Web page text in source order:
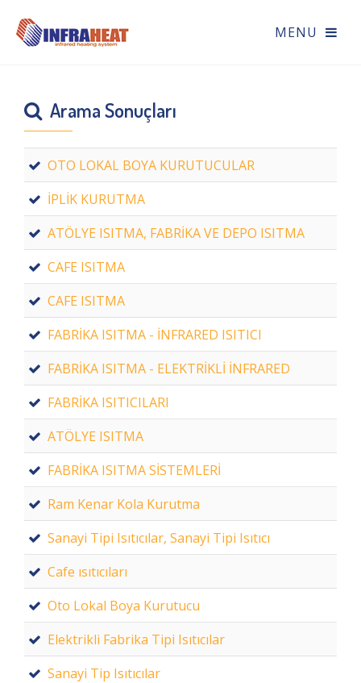
Arama Sonuçları
OTO LOKAL BOYA KURUTUCULAR
İPLİK KURUTMA
ATÖLYE ISITMA, FABRİKA VE DEPO ISITMA
CAFE ISITMA
CAFE ISITMA
FABRİKA ISITMA - İNFRARED ISITICI
FABRİKA ISITMA - ELEKTRİKLİ İNFRARED
FABRİKA ISITICILARI
ATÖLYE ISITMA
FABRİKA ISITMA SİSTEMLERİ
Ram Kenar Kola Kurutma
Sanayi Tipi Isıtıcılar, Sanayi Tipi Isıtıcı
Cafe ısıtıcıları
Oto Lokal Boya Kurutucu
Elektrikli Fabrika Tipi Isıtıcılar
Sanayi Tip Isıtıcılar